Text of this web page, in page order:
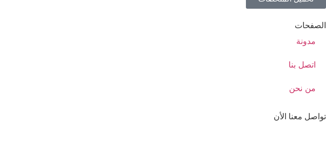
الصفحات
مدونة
اتصل بنا
من نحن
تواصل معنا الأن